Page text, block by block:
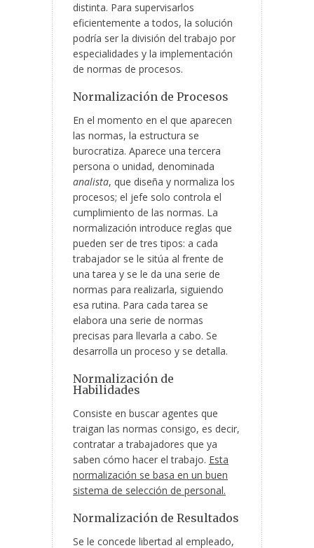
distinta. Para supervisarlos
eficientemente a todos, la solución
podría ser la división del trabajo por
especialidades y la implementación
de normas de procesos.
Normalización de Procesos
En el momento en el que aparecen
las normas, la estructura se
burocratiza. Aparece una tercera
persona o unidad, denominada
analista, que diseña y normaliza los
procesos; el jefe solo controla el
cumplimiento de las normas. La
normalización introduce reglas que
pueden ser de tres tipos: a cada
trabajador se le sitúa al frente de
una tarea y se le da una serie de
normas para realizarla, siguiendo
esa rutina. Para cada tarea se
elabora una serie de normas
precisas para llevarla a cabo. Se
desarrolla un proceso y se detalla.
Normalización de
Habilidades
Consiste en buscar agentes que
traigan las normas consigo, es decir,
contratar a trabajadores que ya
saben cómo hacer el trabajo. Esta
normalización se basa en un buen
sistema de selección de personal.
Normalización de Resultados
Se le concede libertad al empleado,